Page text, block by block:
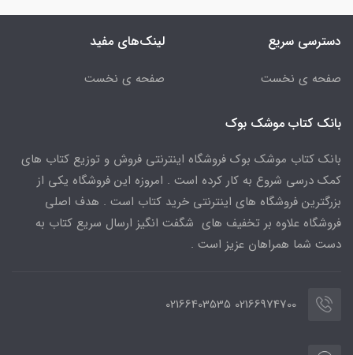
دسترسی سریع
صفحه ی نخست
لینک‌های مفید
صفحه ی نخست
بانک کتاب موشک بوک
بانک کتاب موشک بوک فروشگاه اینترنتی فروش و توزیع کتاب های
کمک درسی شروع به کار کرده است . امروزه این فروشگاه یکی از
بزرگترین فروشگاه های اینترنتی خرید کتاب است . هدف اصلی
فروشگاه علاوه بر تخفیف های شگفت انگیز ارسال سریع کتاب به
دست شما همراهان عزیز است .
02166974700 02166403535